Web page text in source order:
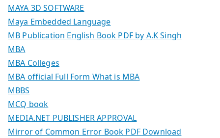
MAYA 3D SOFTWARE
Maya Embedded Language
MB Publication English Book PDF by A.K Singh
MBA
MBA Colleges
MBA official Full Form What is MBA
MBBS
MCQ book
MEDIA.NET PUBLISHER APPROVAL
Mirror of Common Error Book PDF Download